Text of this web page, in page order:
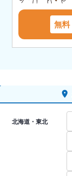
無料
北海道・東北